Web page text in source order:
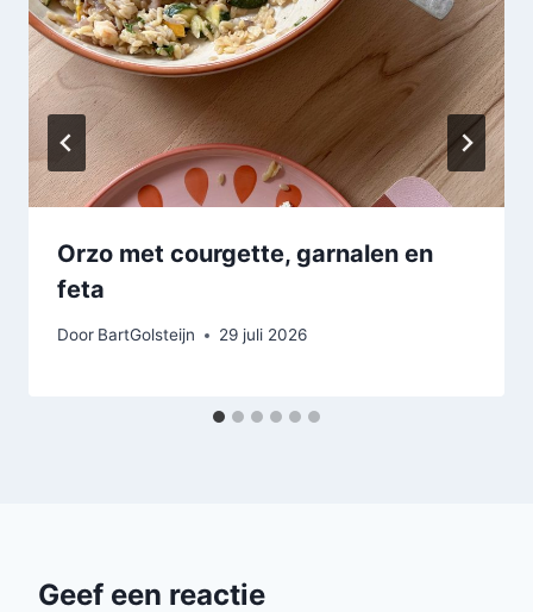
Orzo met courgette, garnalen en
feta
Door BartGolsteijn 29 juli 2026
Geef een reactie